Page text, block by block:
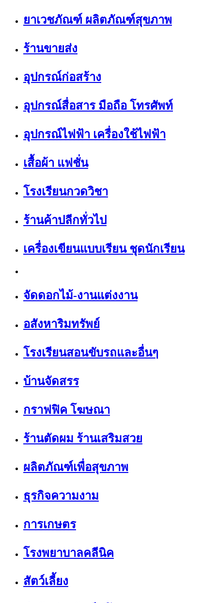
ยาเวชภัณฑ์ ผลิตภัณฑ์สุขภาพ
ร้านขายส่ง
อุปกรณ์ก่อสร้าง
อุปกรณ์สื่อสาร มือถือ โทรศัพท์
อุปกรณ์ไฟฟ้า เครื่องใช้ไฟฟ้า
เสื้อผ้า แฟชั่น
โรงเรียนกวดวิชา
ร้านค้าปลีกทั่วไป
เครื่องเขียนแบบเรียน ชุดนักเรียน
จัดดอกไม้-งานแต่งงาน
อสังหาริมทรัพย์
โรงเรียนสอนขับรถและอื่นๆ
บ้านจัดสรร
กราฟฟิค โฆษณา
ร้านตัดผม ร้านเสริมสวย
ผลิตภัณฑ์เพื่อสุขภาพ
ธุรกิจความงาม
การเกษตร
โรงพยาบาลคลีนิค
สัตว์เลี้ยง